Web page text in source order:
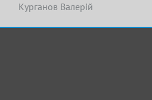
Курганов Валерій